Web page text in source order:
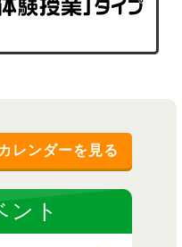
レンダーを見る
ント